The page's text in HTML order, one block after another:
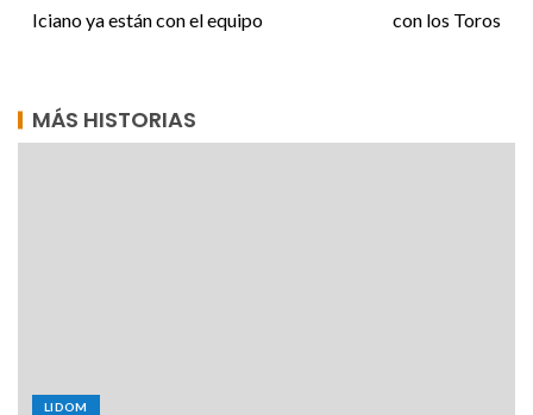
Iciano ya están con el equipo
con los Toros
MÁS HISTORIAS
LIDOM